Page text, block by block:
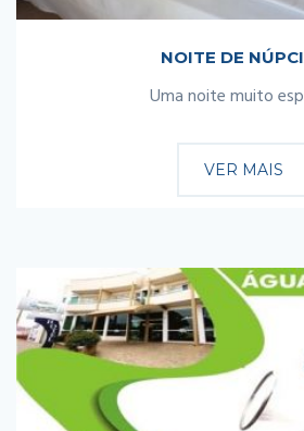
NOITE DE
Uma noite muito
VER MAIS